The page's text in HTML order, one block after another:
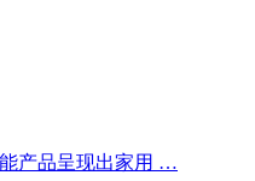
产品呈现出家用 …